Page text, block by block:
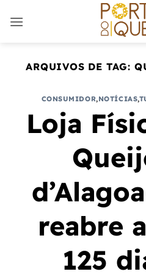
ARQUIVOS DE TAG:
CONSUMIDOR,NOTÍCIAS,
Loja
reabre
125